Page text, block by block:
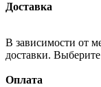
Доставка
В зависимости от
доставки.
Оплата